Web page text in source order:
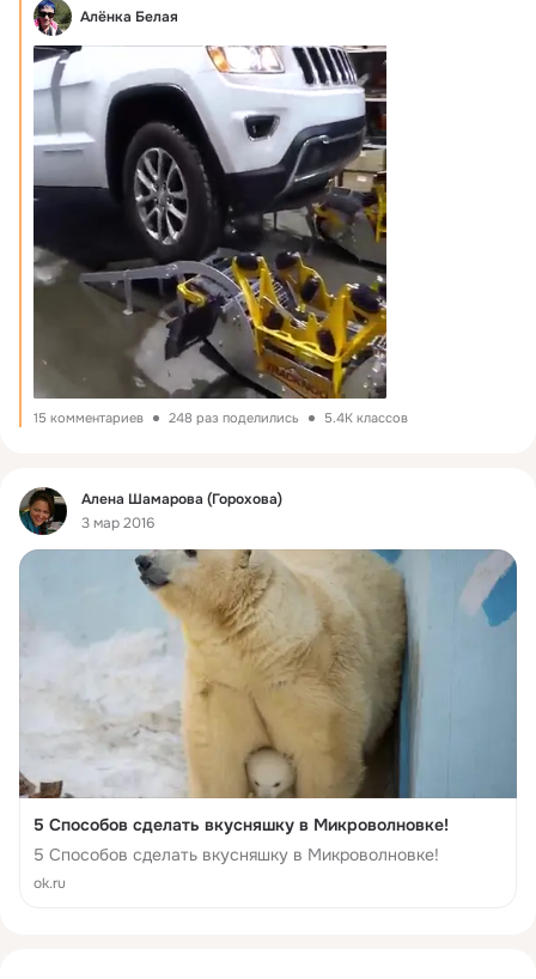
Алёнка Белая
15 комментариев 248 раз поделились 5.4K классов
Фид
Алена Шамарова (Горохова)
3 мар 2016
5 Способов сделать вкусняшку в Микроволновке!
5 Способов сделать вкусняшку в Микроволновке!
ok.ru